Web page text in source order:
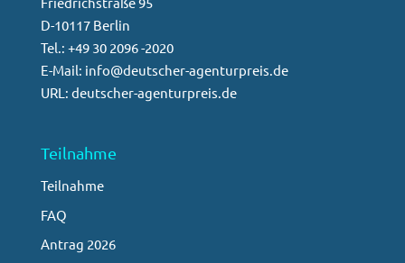
D-10117 Berlin
Tel.: +49 30 2096 -2020
E-Mail: info@deutscher-agenturpreis.de
URL: deutscher-agenturpreis.de
Teilnahme
Teilnahme
FAQ
Antrag 2026